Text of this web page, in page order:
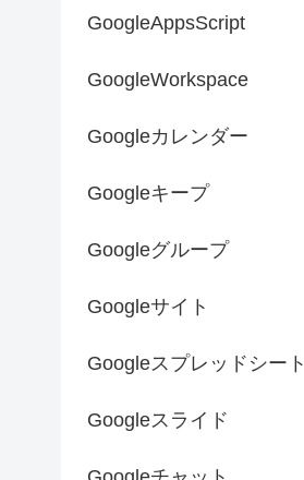
GoogleAppsScript
GoogleWorkspace
Googleカレンダー
Googleキープ
Googleグループ
Googleサイト
Googleスプレッドシート
Googleスライド